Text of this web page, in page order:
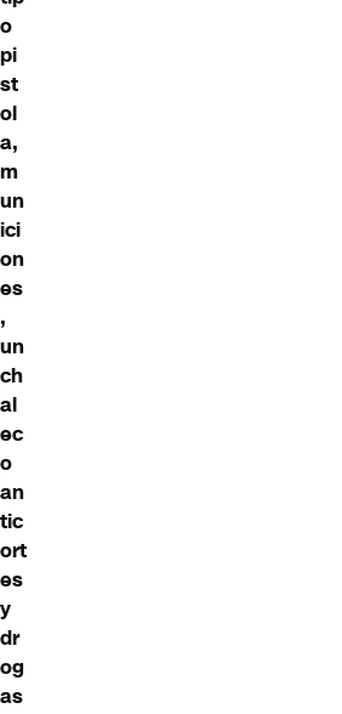
o
pi
st
ol
a,
m
un
ici
on
es
,
un
ch
al
ec
o
an
tic
ort
es
y
dr
og
as